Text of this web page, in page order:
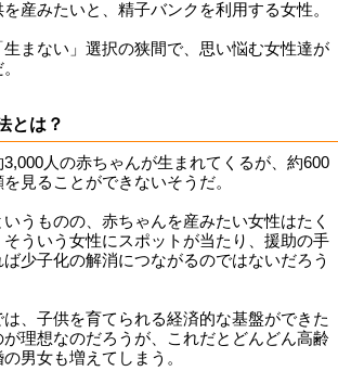
を産みたいと、精子バンクを利用する女性。
生まない」選択の狭間で、思い悩む女性達が
とは？
人の赤ちゃんが生まれてくるが、約600
見ることができないそうだ。
うものの、赤ちゃんを産みたい女性はたく
そういう女性にスポットが当たり、援助の手
少子化の解消につながるのではないだろう
、子供を育てられる経済的な基盤ができた
理想なのだろうが、これだとどんどん高齢
男女も増えてしまう。